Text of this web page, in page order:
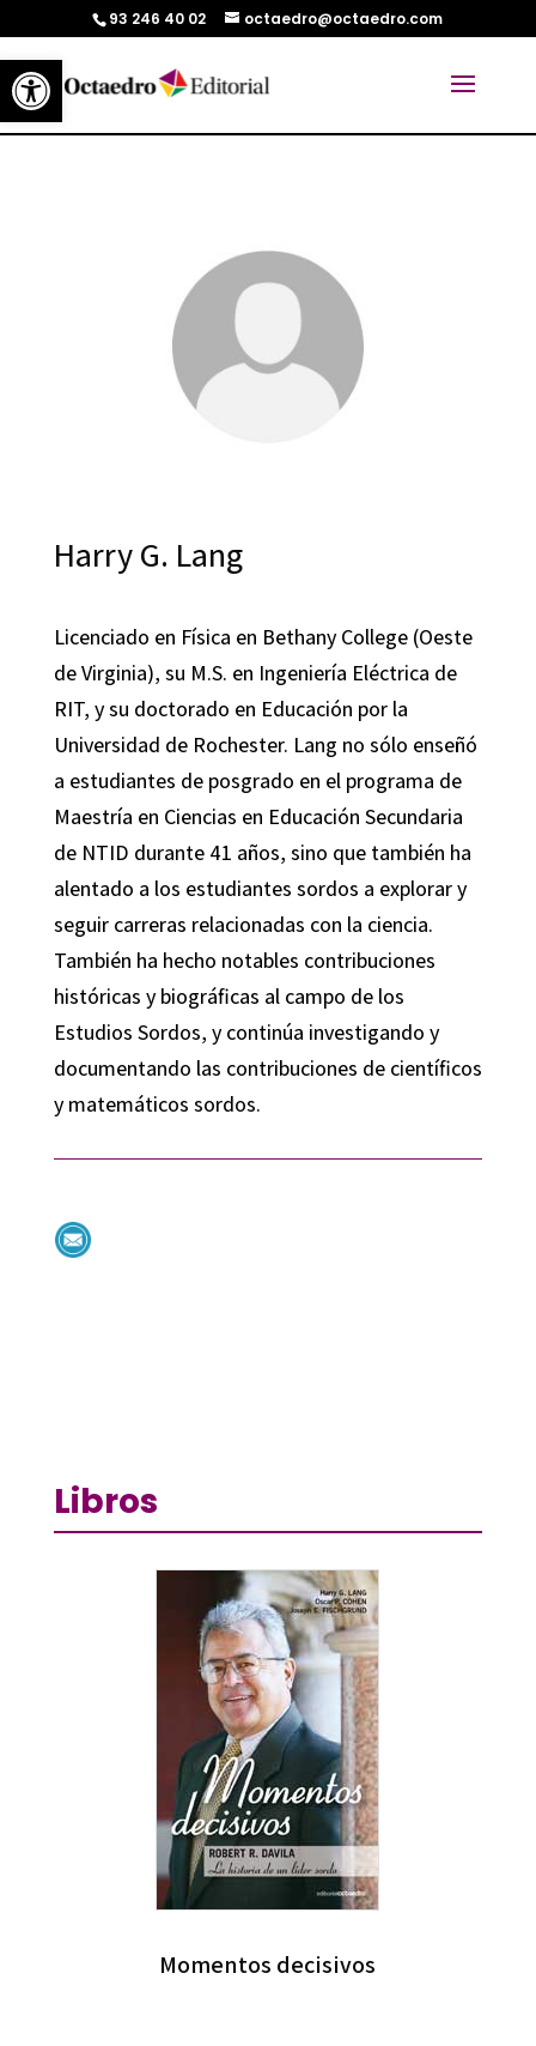
Abrir barra de herramientas
93 246 40 02 octaedro@octaedro.com
Harry G. Lang
Licenciado en Física en Bethany College (Oeste
de Virginia), su M.S. en Ingeniería Eléctrica de
RIT, y su doctorado en Educación por la
Universidad de Rochester. Lang no sólo enseñó
a estudiantes de posgrado en el programa de
Maestría en Ciencias en Educación Secundaria
de NTID durante 41 años, sino que también ha
alentado a los estudiantes sordos a explorar y
seguir carreras relacionadas con la ciencia.
También ha hecho notables contribuciones
históricas y biográficas al campo de los
Estudios Sordos, y continúa investigando y
documentando las contribuciones de científicos
y matemáticos sordos.
Libros
Momentos decisivos